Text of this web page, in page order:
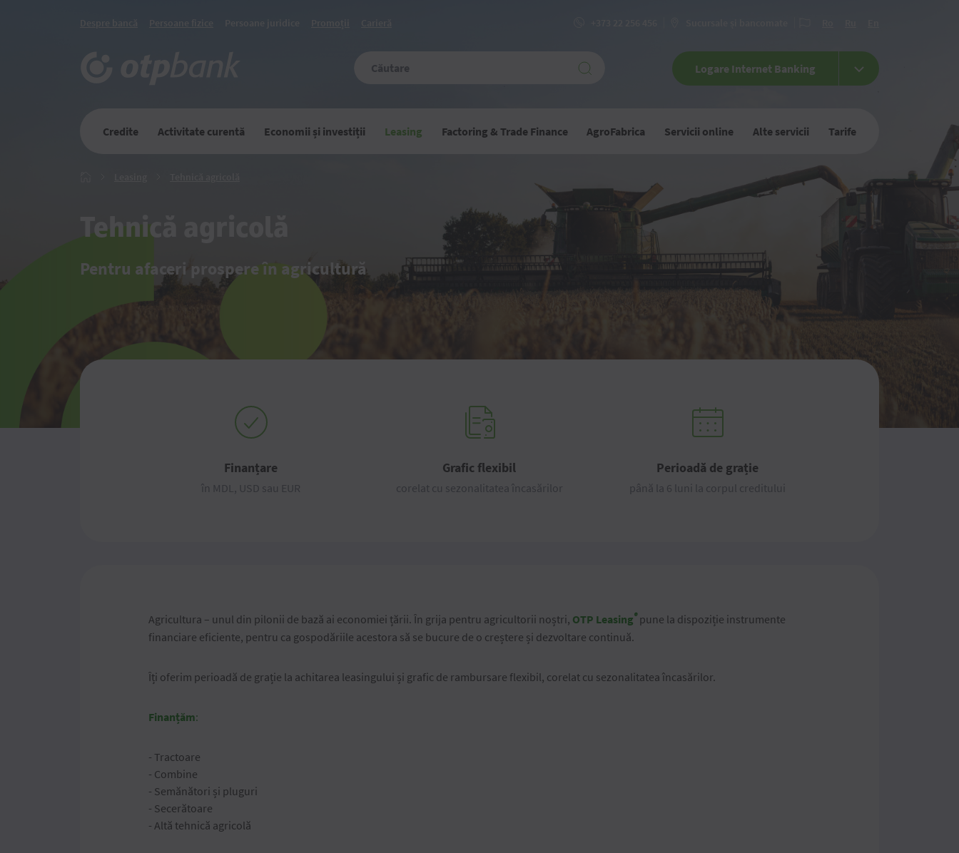
Despre bancă Persoane fizice
Logare Internet Banking
Credite Activitate curentă Economii și investiții Leasing Factoring & Trade Finance AgroFabrica Servicii online Alte servicii Tarife
Tehnică agricolă
Pentru afaceri prospere în agricultură
Finanțare
în MDL, USD sau EUR
Grafic flexibil
corelat cu sezonalitatea încasărilor
Perioadă de grație
până la 6 luni la corpul creditului
Agricultura – unul din pilonii de bază ai economiei țării. În grija pentru agricultorii noștri, OTP Leasing®pune la dispoziție instrumente
financiare eficiente, pentru ca gospodăriile acestora să se bucure de o creștere și dezvoltare continuă.
Îți oferim perioadă de grație la achitarea leasingului și grafic de rambursare flexibil, corelat cu sezonalitatea încasărilor.
Finanțăm:
- Tractoare
- Combine
- Semănători și pluguri
- Secerătoare
- Altă tehnică agricolă